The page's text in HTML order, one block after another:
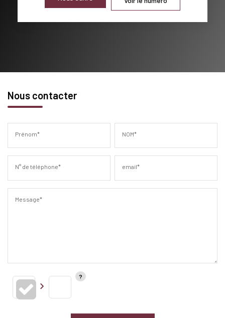
Nous contacter
Prénom* NOM*
N° de téléphone* email*
Message*